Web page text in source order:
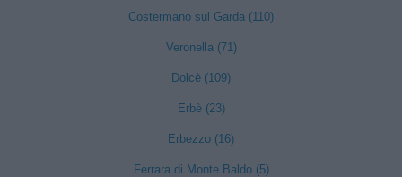
Costermano sul Garda (110)
Veronella (71)
Dolcè (109)
Erbè (23)
Erbezzo (16)
Ferrara di Monte Baldo (5)